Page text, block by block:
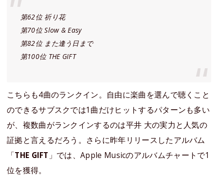
第62位 祈り花
第70位 Slow & Easy
第82位 また逢う日まで
第100位 THE GIFT
こちらも4曲のランクイン。自由に楽曲を選んで聴くこと
のできるサブスクでは1曲だけヒットするパターンも多い
が、複数曲がランクインするのは平井 大の実力と人気の
証拠と言えるだろう。さらに昨年リリースしたアルバム
「THE GIFT 」では、Apple Musicのアルバムチャートで1
位を獲得。